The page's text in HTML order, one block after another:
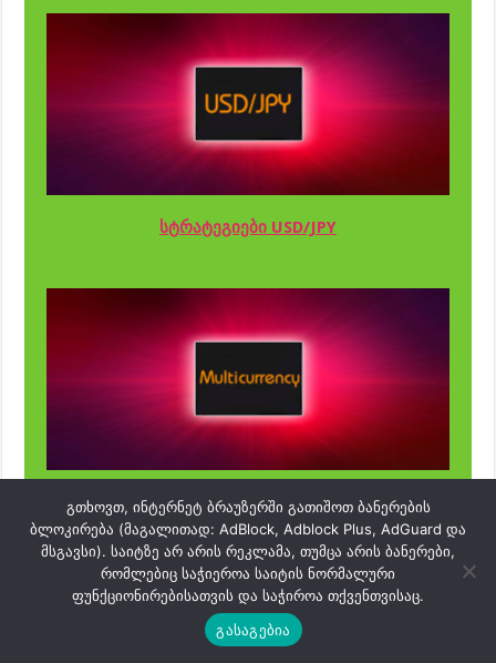
სტრატეგიები USD/JPY
სტრატეგიები მულტისავალუტო
სტრატეგიების კლასიფიკაცია: დროის
გთხოვთ, ინტერნეტ ბრაუზერში გათიშოთ ბანერების
ბლოკირება (მაგალითად: AdBlock, Adblock Plus, AdGuard და
მსგავსი). საიტზე არ არის რეკლამა, თუმცა არის ბანერები,
რომლებიც საჭიეროა საიტის ნორმალური
ფუნქციონირებისათვის და საჭიროა თქვენთვისაც.
გასაგებია